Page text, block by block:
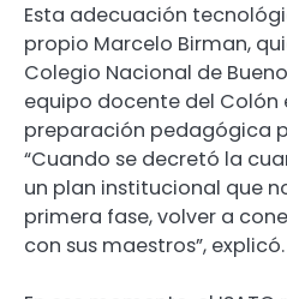
Esta adecuación
propio Marcelo Birman,
Colegio Nacional de
equipo docente del Colón
preparación pedagógica
“Cuando se decretó la
un plan institucional que
primera fase, volver a
con sus maestros”, explicó.